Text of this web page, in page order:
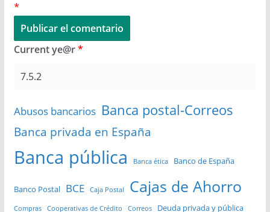
*
Current ye@r*
Abusos bancarios Banca postal-Correos
Banca privada en España
Banca pública Banca ética Banco de España
Banco Postal BCE Caja Postal Cajas de Ahorro
Compras Cooperativas de Crédito Correos Deuda privada y pública